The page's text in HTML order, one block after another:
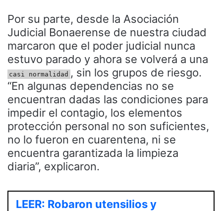
Por su parte, desde la Asociación
Judicial Bonaerense de nuestra ciudad
marcaron que el poder judicial nunca
estuvo parado y ahora se volverá a una
casi normalidad , sin los grupos de riesgo.
“En algunas dependencias no se
encuentran dadas las condiciones para
impedir el contagio, los elementos
protección personal no son suficientes,
no lo fueron en cuarentena, ni se
encuentra garantizada la limpieza
diaria”, explicaron.
LEER: Robaron utensilios y